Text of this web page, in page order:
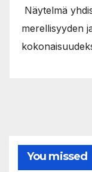
Näytelmä
merellisyyden
You missed